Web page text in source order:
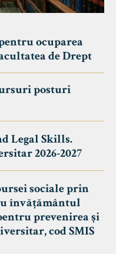
ocuparea
de Drept
posturi
Legal Skills.
2026-2027
sociale prin
învățământul
prevenirea și
cod SMIS